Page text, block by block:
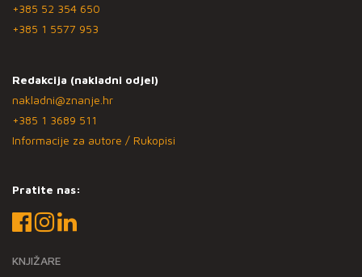
+385 52 354 650
+385 1 5577 953
Redakcija (nakladni odjel)
nakladni@znanje.hr
+385 1 3689 511
Informacije za autore / Rukopisi
Pratite nas:
KNJIŽARE